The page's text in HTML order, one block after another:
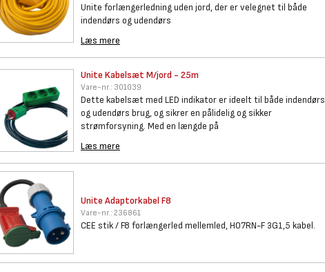
Unite forlængerledning uden jord, der er velegnet til både
indendørs og udendørs
Læs mere
Unite Kabelsæt M/jord - 25m
Vare-nr.: 301039
Dette kabelsæt med LED indikator er ideelt til både indendørs
og udendørs brug, og sikrer en pålidelig og sikker
strømforsyning. Med en længde på
Læs mere
Unite Adaptorkabel F8
Vare-nr.: 236861
CEE stik / F8 forlængerled mellemled, H07RN-F 3G1,5 kabel.